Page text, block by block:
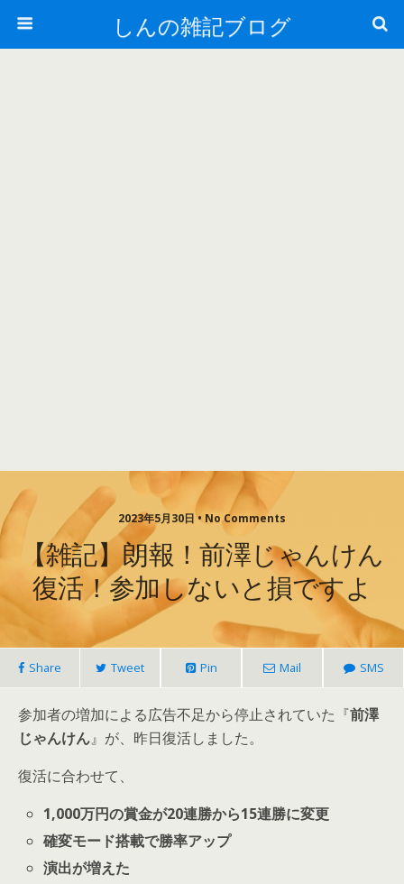
しんの雑記ブログ
2023年5月30日 • No Comments
【雑記】朗報！前澤じゃんけん
復活！参加しないと損ですよ
Share Tweet Pin Mail SMS
参加者の増加による広告不足から停止されていた『前澤
じゃんけん』が、昨日復活しました。
復活に合わせて、
1,000万円の賞金が20連勝から15連勝に変更
確変モード搭載で勝率アップ
演出が増えた